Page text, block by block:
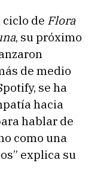
ciclo de Flora
, su próximo
de medio
se ha
hacia
hablar de
como una
explica su